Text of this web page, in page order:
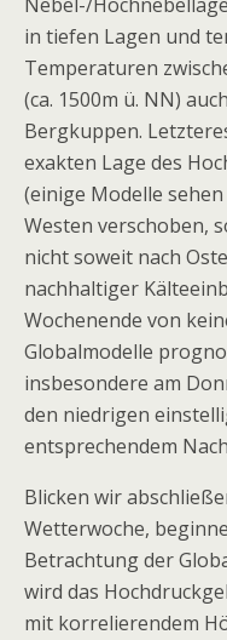
in tiefen Lagen und
Temperaturen
(ca. 1500m ü. NN)
Bergkuppen.
exakten Lage des
(einige Modelle
Westen verschoben,
nicht soweit nach
nachhaltiger
Wochenende von
Globalmodelle
insbesondere am
den niedrigen
entsprechendem
Blicken wir
Wetterwoche,
Betrachtung der
wird das
mit korrelierendem